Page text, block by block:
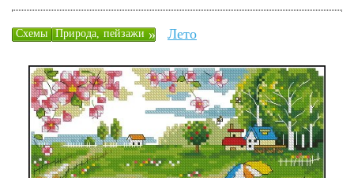
Схемы »
Природа, пейзажи Лето